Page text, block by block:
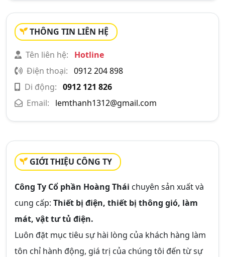
THÔNG TIN LIÊN HỆ
Tên liên hệ:
Hotline
Điện thoại: 0912 204 898
Di động: 0912 121 826
Email:
lemthanh1312@gmail.com
GIỚI THIỆU CÔNG TY
Công Ty Cổ phần Hoàng Thái chuyên sản xuất và
cung cấp: Thiết bị điện, thiết bị thông gió, làm
mát, vật tư tủ điện.
Luôn đặt mục tiêu sự hài lòng của khách hàng làm
tôn chỉ hành động, giá trị của chúng tôi đến từ sự